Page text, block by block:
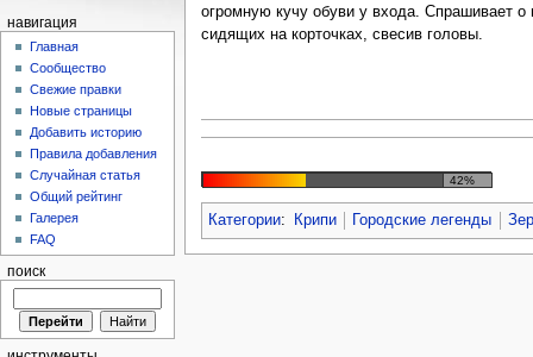
огромную кучу обуви у входа. Спрашивает о
сидящих на корточках, свесив головы.
42%
Категории: Крипи Городские легенды
навигация
Главная
Сообщество
Свежие правки
Новые страницы
Добавить историю
Правила добавления
Случайная статья
Общий рейтинг
Галерея
FAQ
поиск